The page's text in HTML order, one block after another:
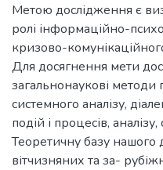
Метою дослідження є
ролі інформаційно-
кризово-
Для досягнення мети
загальнонаукові методи
системного аналізу,
подій і процесів,
Теоретичну базу нашого
вітчизняних та за-